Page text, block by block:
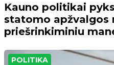
Kauno politikai
statomo apžvalgos
priešrinkiminiu
POLITIKA